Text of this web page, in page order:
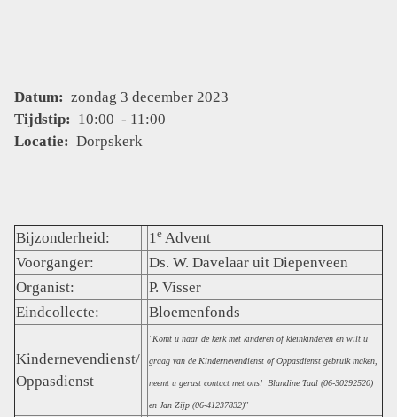
Datum: zondag 3 december 2023
Tijdstip: 10:00 - 11:00
Locatie: Dorpskerk
Bijzonderheid: 1e Advent
Voorganger:
Ds. W. Davelaar uit Diepenveen
Organist:
P. Visser
Eindcollecte:
Bloemenfonds
Kindernevendienst/
Oppasdienst
"Komt u naar de kerk met kinderen of kleinkinderen en wilt u
graag van de Kindernevendienst of Oppasdienst gebruik maken,
neemt u gerust contact met ons! Blandine Taal (06-30292520)
en Jan Zijp (06-41237832)"